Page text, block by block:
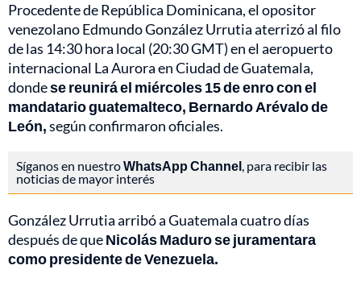
Procedente de República Dominicana, el opositor
venezolano Edmundo González Urrutia aterrizó al filo
de las 14:30 hora local (20:30 GMT) en el aeropuerto
internacional La Aurora en Ciudad de Guatemala,
dondese reunirá el miércoles 15 de enro con el
mandatario guatemalteco, Bernardo Arévalo de
León,según confirmaron oficiales.
Síganos en nuestroWhatsApp Channel, para recibir las
noticias de mayor interés
González Urrutia arribó a Guatemala cuatro días
después de queNicolás Maduro se juramentara
como presidente de Venezuela.